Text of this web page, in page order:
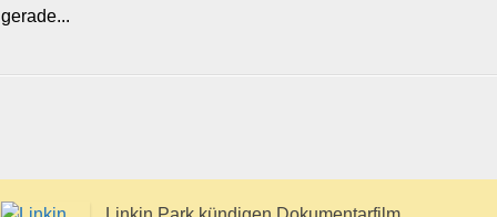
gerade...